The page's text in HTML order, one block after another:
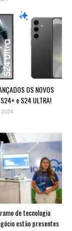
OS NOVOS
e S24 ULTRA!
de tecnologia
estão presentes